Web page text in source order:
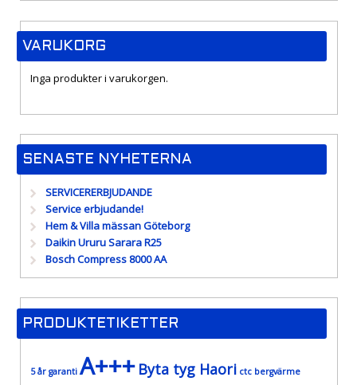
VARUKORG
Inga produkter i varukorgen.
SENASTE NYHETERNA
SERVICERERBJUDANDE
Service erbjudande!
Hem & Villa mässan Göteborg
Daikin Ururu Sarara R25
Bosch Compress 8000 AA
PRODUKTETIKETTER
5 år garanti A+++ Byta tyg Haori ctc bergvärme